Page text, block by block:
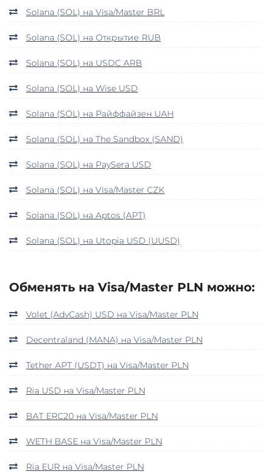
Solana (SOL) на Visa/Master BRL
Solana (SOL) на Открытие RUB
Solana (SOL) на USDC ARB
Solana (SOL) на Wise USD
Solana (SOL) на Райффайзен UAH
Solana (SOL) на The Sandbox (SAND)
Solana (SOL) на PaySera USD
Solana (SOL) на Visa/Master CZK
Solana (SOL) на Aptos (APT)
Solana (SOL) на Utopia USD (UUSD)
Обменять на Visa/Master PLN можно:
Volet (AdvCash) USD на Visa/Master PLN
Decentraland (MANA) на Visa/Master PLN
Tether APT (USDT) на Visa/Master PLN
Ria USD на Visa/Master PLN
BAT ERC20 на Visa/Master PLN
WETH BASE на Visa/Master PLN
Ria EUR на Visa/Master PLN